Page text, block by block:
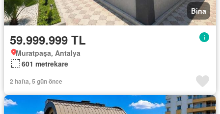
Bina
59.999.999 TL
Muratpaşa, Antalya
601 metrekare
2 hafta, 5 gün önce